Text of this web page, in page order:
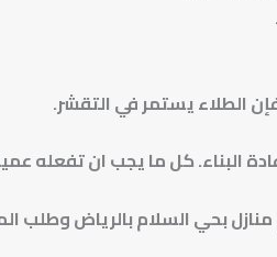
الطلاء يستمر في التقشر.
البناء. كل ما يجب ان تفعله
بحي السلام بالرياض وطلب